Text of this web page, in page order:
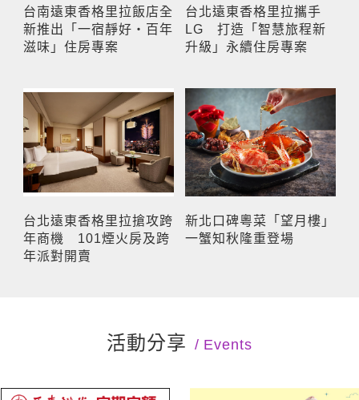
台南遠東香格里拉飯店全
新推出「一宿靜好・百年
滋味」住房專案
台北遠東香格里拉攜手
LG 打造「智慧旅程新
升級」永續住房專案
台北遠東香格里拉搶攻跨
年商機 101煙火房及跨
年派對開賣
新北口碑粵菜「望月樓」
一蟹知秋隆重登場
活動分享 Events